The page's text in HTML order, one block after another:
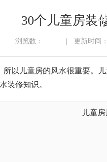
30个儿童房装
浏览数： 更新时间
以儿童房的风水很重要。
装修知识。
永